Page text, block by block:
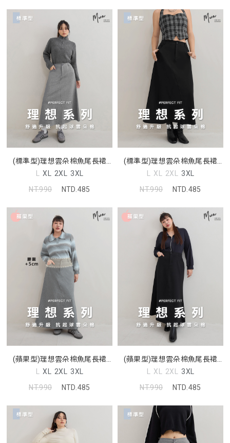
(標準型)理想雲朵棉魚尾長裙
MUA
L XL 2XL 3XL
NT.990
NTD.485
(標準型)理想雲朵棉魚尾長裙
MUA
L XL 2XL 3XL
NT.990
NTD.485
(蘋果型)理想雲朵棉魚尾長裙
MUA
L XL 2XL 3XL
NT.990
NTD.485
(蘋果型)理想雲朵棉魚尾長裙
MUA
L XL 2XL 3XL
NT.990
NTD.485